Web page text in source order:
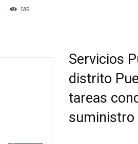
189
Servicios
distrito
tareas
suministro